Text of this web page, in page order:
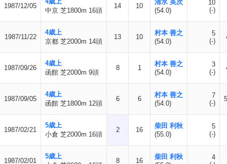
1987/12/05
中京 芝1800m 16頭
14 10
清水 英次
(54.0)
10
(-)
1987/11/22
4歳上
京都 芝2000m 14頭
13 10
村本 善之
(54.0)
5
(-)
1987/09/26
4歳上
函館 芝2000m 9頭
8 1
村本 善之
(54.0)
3
(-)
1987/09/05
4歳上
函館 芝1800m 12頭
6 6
村本 善之
(54.0)
7
(-)
1987/02/21
5歳上
小倉 芝2000m 16頭
2 16
柴田 利秋
(55.0)
5
(-)
1987/02/01
5歳上
8 16
柴田 利秋
4